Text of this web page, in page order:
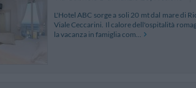
L'Hotel ABC sorge a soli 20 mt dal mare di
Viale Ceccarini. Il calore dell'ospitalità
la vacanza in famiglia com...